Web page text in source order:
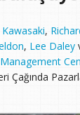
,
, Lee Daley
Management
Çağında